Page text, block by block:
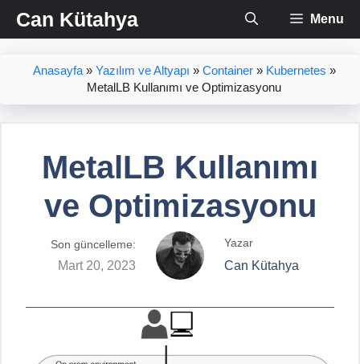
İçeriğe
atlaCan Kütahya Menu
Anasayfa» Yazılım ve Altyapı » Container» Kubernetes »
MetalLB Kullanımı ve Optimizasyonu
MetalLB Kullanımı
ve Optimizasyonu
Son güncelleme:
Mart 20, 2023
Yazar
Can Kütahya